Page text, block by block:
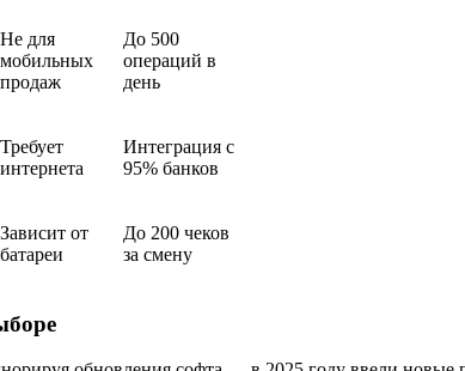
Не для
мобильных
продаж
До 500
операций в
день
Требует
интернета
Интеграция с
95% банков
Зависит от
батареи
До 200 чеков
за смену